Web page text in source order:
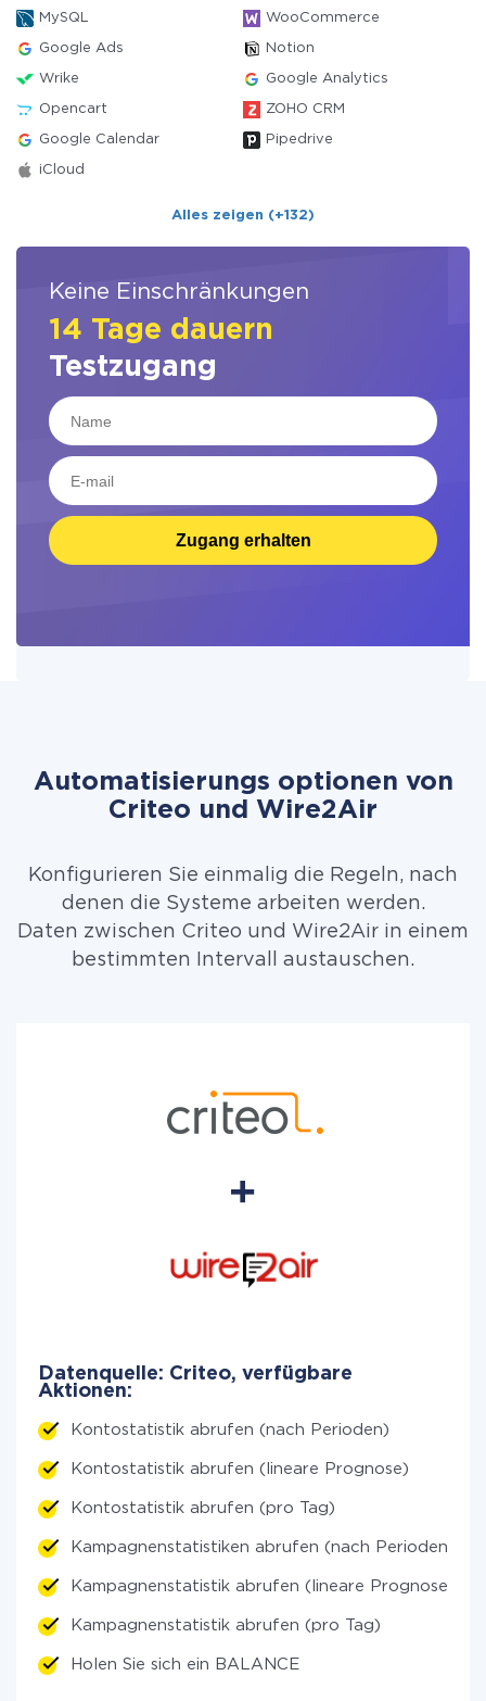
MySQL WooCommerce
Google Ads Notion
Wrike Google Analytics
Opencart ZOHO CRM
Google Calendar Pipedrive
iCloud
Alles zeigen (+132)
Keine Einschränkungen
14 Tage dauern
Testzugang
Zugang erhalten
Automatisierungs optionen von
Criteo und Wire2Air
Konfigurieren Sie einmalig die Regeln, nach
denen die Systeme arbeiten werden.
Daten zwischen Criteo und Wire2Air in einem
bestimmten Intervall austauschen.
Datenquelle: Criteo, verfügbare
Aktionen:
Kontostatistik abrufen (nach Perioden)
Kontostatistik abrufen (lineare Prognose)
Kontostatistik abrufen (pro Tag)
Kampagnenstatistiken abrufen (nach Perioden)
Kampagnenstatistik abrufen (lineare Prognose)
Kampagnenstatistik abrufen (pro Tag)
Holen Sie sich ein BALANCE